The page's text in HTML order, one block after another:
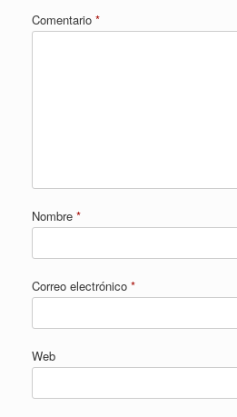
Comentario *
Nombre *
Correo electrónico *
Web